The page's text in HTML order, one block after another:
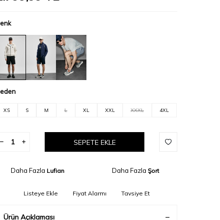
XS S M L XL XXL XXXL 4XL
SEPETE EKLE
Daha Fazla Lufian Daha Fazla Şort
Listeye Ekle Fiyat Alarmı Tavsiye Et
Ürün Açıklaması